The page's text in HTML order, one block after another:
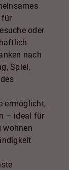
für
oder
nach
Spiel,
ermöglicht,
– ideal für
wohnen